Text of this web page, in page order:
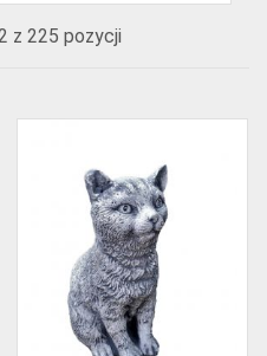
z 225 pozycji